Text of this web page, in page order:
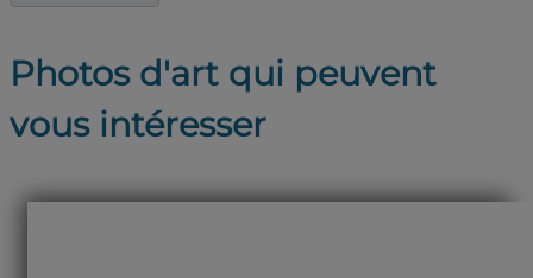
Photos d'art qui peuvent
vous intéresser